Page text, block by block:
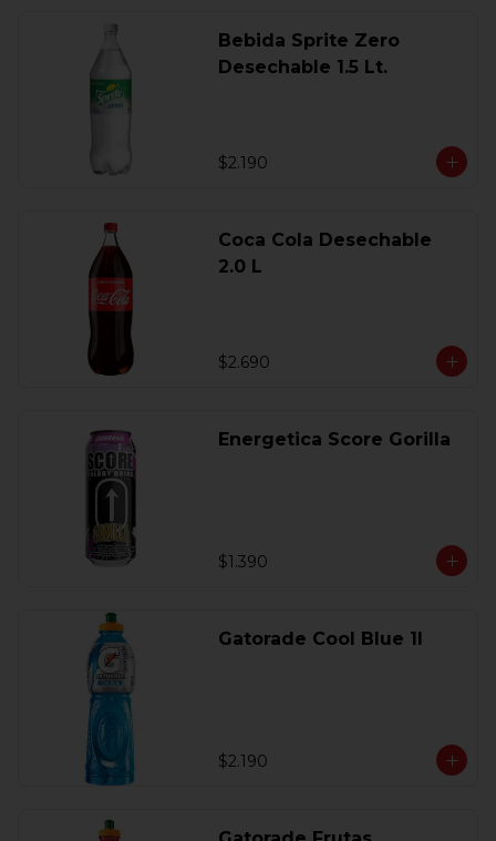
Bebida Sprite Zero
Desechable 1.5 Lt.
$2.190
Coca Cola Desechable
2.0 L
$2.690
Energetica Score Gorilla
$1.390
Gatorade Cool Blue 1l
$2.190